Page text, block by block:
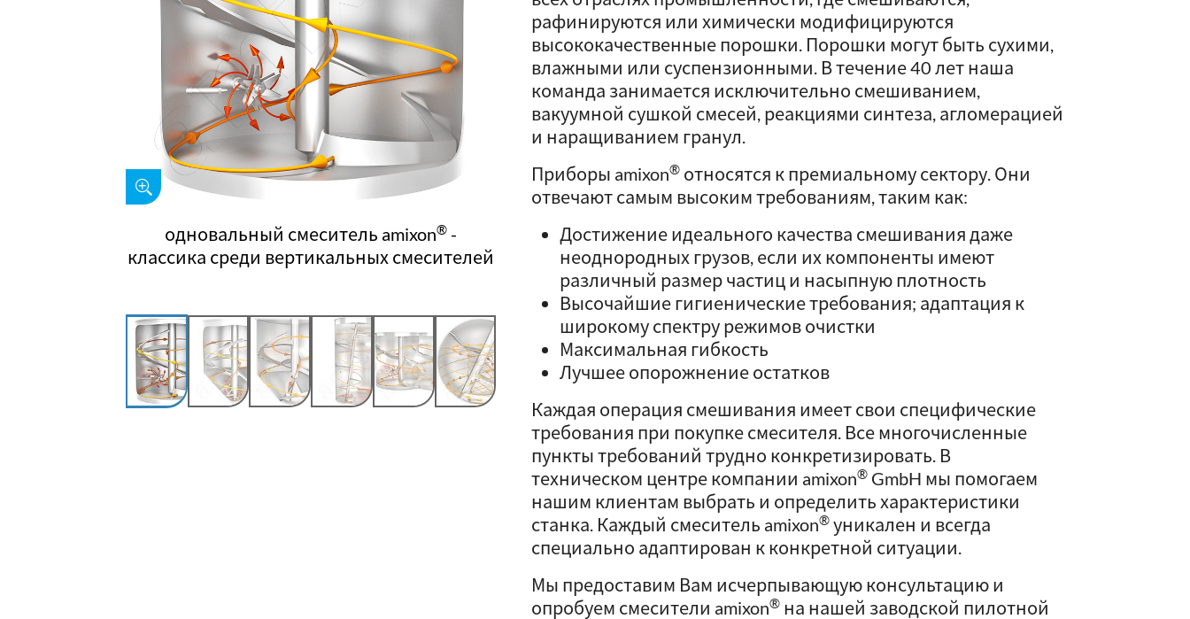
одновальный смеситель amixon® -
классика среди вертикальных смесителей
рафинируются или химически модифицируются
высококачественные порошки. Порошки могут быть сухими,
влажными или суспензионными. В течение 40 лет наша
команда занимается исключительно смешиванием,
вакуумной сушкой смесей, реакциями синтеза, агломерацией
и наращиванием гранул.
Приборы amixon® относятся к премиальному сектору. Они
отвечают самым высоким требованиям, таким как:
Достижение идеального качества смешивания даже
неоднородных грузов, если их компоненты имеют
различный размер частиц и насыпную плотность
Высочайшие гигиенические требования; адаптация к
широкому спектру режимов очистки
Максимальная гибкость
Лучшее опорожнение остатков
Каждая операция смешивания имеет свои специфические
требования при покупке смесителя. Все многочисленные
пункты требований трудно конкретизировать. В
техническом центре компании amixon® GmbH мы помогаем
нашим клиентам выбрать и определить характеристики
станка. Каждый смеситель amixon® уникален и всегда
специально адаптирован к конкретной ситуации.
Мы предоставим Вам исчерпывающую консультацию и
опробуем смесители amixon® на нашей заводской пилотной